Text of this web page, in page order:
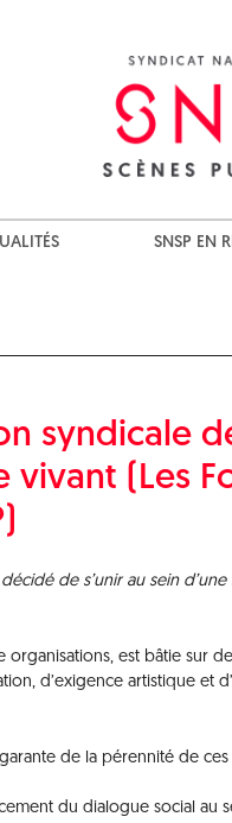
SNSP EN
syndicale
(Les
de s’unir au sein d’une
est bâtie sur
d’exigence artistique et
de la pérennité de ces
du dialogue social au